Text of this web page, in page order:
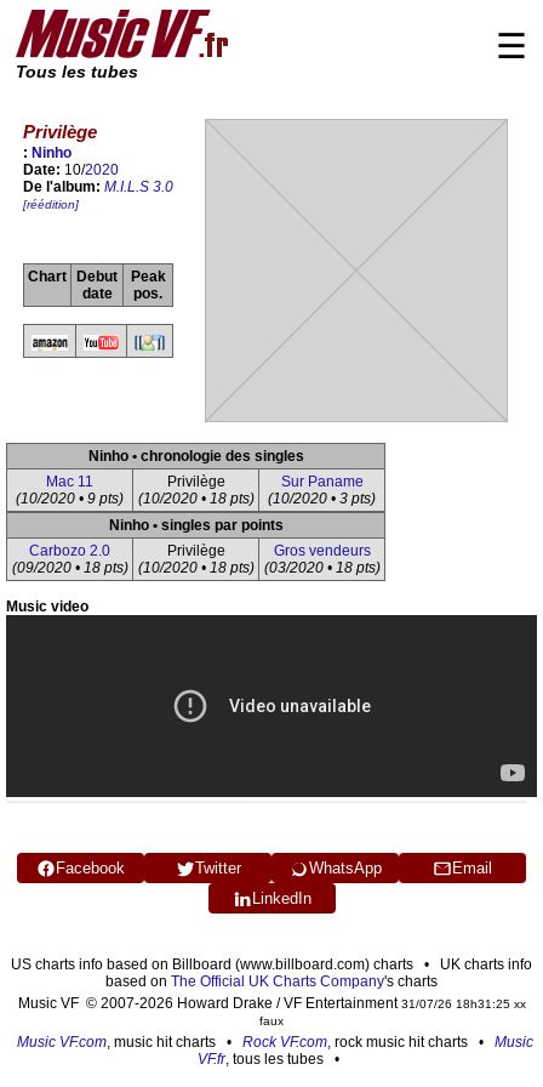
Tous les tubes
☰
Privilège
: Ninho
Date: 10/2020
De l'album: M.I.L.S 3.0
[réédition]
Chart
Debut
date
Peak
pos.
Ninho • chronologie des singles
Mac 11
(10/2020 • 9 pts)
Privilège
(10/2020 • 18 pts)
Sur Paname
(10/2020 • 3 pts)
Ninho • singles par points
Carbozo 2.0
(09/2020 • 18 pts)
Privilège
(10/2020 • 18 pts)
Gros vendeurs
(03/2020 • 18 pts)
Music video
Facebook Twitter WhatsApp
Email
LinkedIn
US charts info based on Billboard (www.billboard.com) charts • UK charts info
based on The Official UK Charts Company's charts
Music VF © 2007-2026 Howard Drake / VF Entertainment31/07/26 18h31:25 xx
faux
Music VF.com, music hit charts • Rock VF.com, rock music hit charts • Music
VF.fr, tous les tubes •